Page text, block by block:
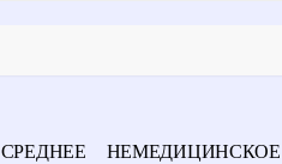
СРЕДНЕЕ НЕМЕДИЦИНСКОЕ